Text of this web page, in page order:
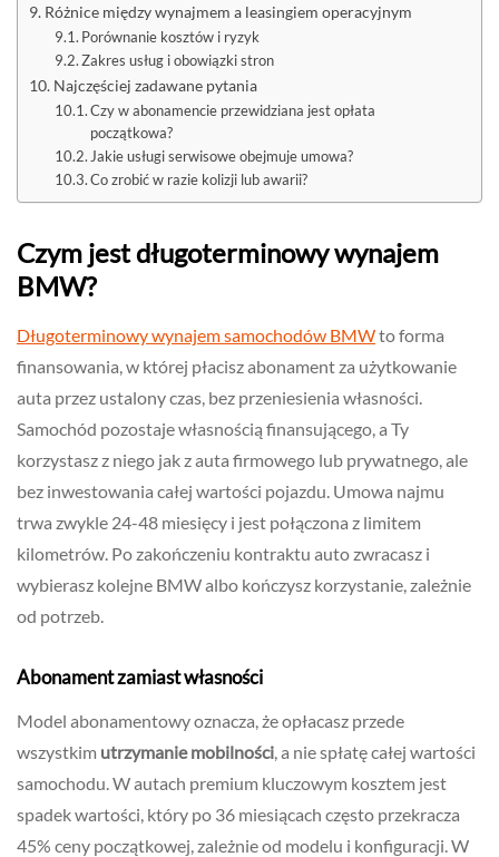
Różnice między wynajmem a leasingiem operacyjnym
Porównanie kosztów i ryzyk
Zakres usług i obowiązki stron
Najczęściej zadawane pytania
Czy w abonamencie przewidziana jest opłata
początkowa?
Jakie usługi serwisowe obejmuje umowa?
Co zrobić w razie kolizji lub awarii?
Czym jest długoterminowy wynajem
BMW?
Długoterminowy wynajem samochodów BMWto forma
finansowania, w której płacisz abonament za użytkowanie
auta przez ustalony czas, bez przeniesienia własności.
Samochód pozostaje własnością finansującego, a Ty
korzystasz z niego jak z auta firmowego lub prywatnego, ale
bez inwestowania całej wartości pojazdu. Umowa najmu
trwa zwykle 24-48 miesięcy i jest połączona z limitem
kilometrów. Po zakończeniu kontraktu auto zwracasz i
wybierasz kolejne BMW albo kończysz korzystanie, zależnie
od potrzeb.
Abonament zamiast własności
Model abonamentowy oznacza, że opłacasz przede
wszystkim utrzymanie mobilności , a nie spłatę całej wartości
samochodu. W autach premium kluczowym kosztem jest
spadek wartości, który po 36 miesiącach często przekracza
45% ceny początkowej, zależnie od modelu i konfiguracji. W